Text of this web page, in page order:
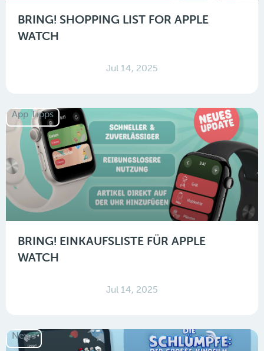
BRING! SHOPPING LIST FOR APPLE
WATCH
Jul 14, 2025
App Tipps
BRING! EINKAUFSLISTE FÜR APPLE
WATCH
Jul 14, 2025
News